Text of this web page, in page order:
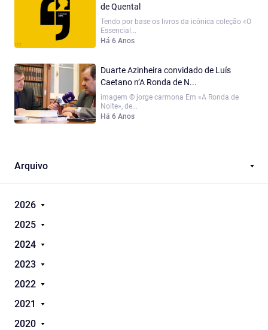
de Quental
Tendo por base os livros da icónica coleção «O
Essencial...
Há 6 Anos
Duarte Azinheira convidado de Luís
Caetano n’A Ronda de N...
imagem © jorge carmona Em «A Ronda de
Noite», de...
Há 6 Anos
Arquivo
2026
2025
2024
2023
2022
2021
2020